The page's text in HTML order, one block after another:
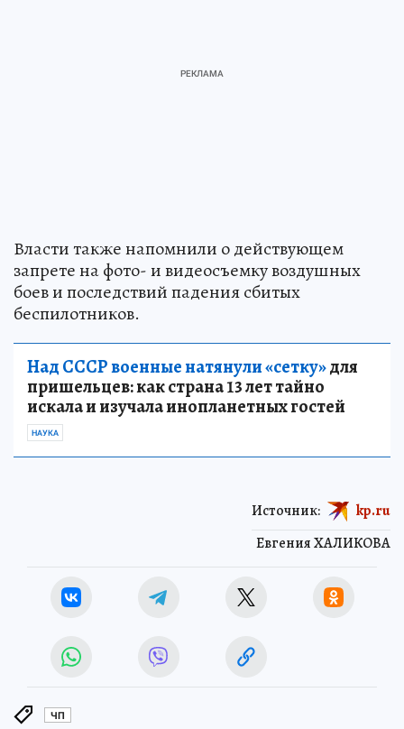
Власти также напомнили о действующем
запрете на фото- и видеосъемку воздушных
боев и последствий падения сбитых
беспилотников.
Над СССР военные натянули «сетку»для
пришельцев: как страна 13 лет тайно
искала и изучала инопланетных гостей
НАУКА
Евгения ХАЛИКОВА
Источник: kp.ru
ЧП